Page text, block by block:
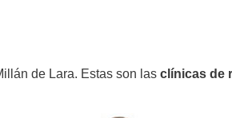
de Lara. Estas son las clínicas de